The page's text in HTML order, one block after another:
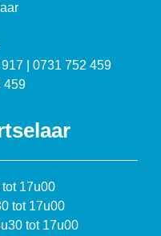
| 0731 752 459
459
17u00
tot 17u00
tot 17u00